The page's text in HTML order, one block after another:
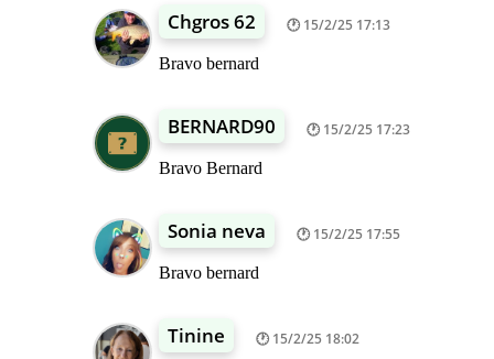
Chgros 62 15/2/25 17:13
Bravo bernard
BERNARD90 15/2/25 17:23
Bravo Bernard
Sonia neva 15/2/25 17:55
Bravo bernard
Tinine 15/2/25 18:02